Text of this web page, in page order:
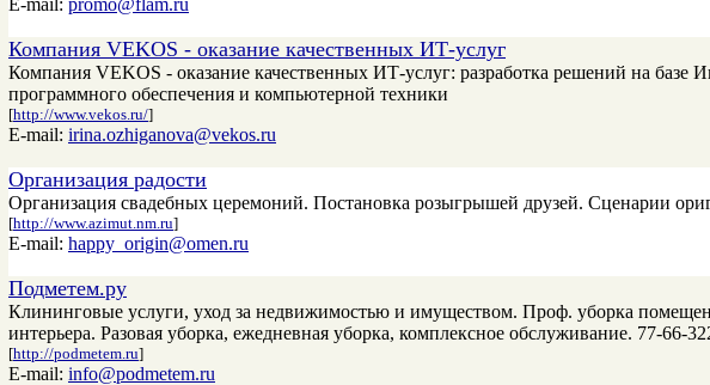
E-mail: promo@flam.ru
Компания VEKOS - оказание качественных ИТ-услуг
Компания VEKOS - оказание качественных ИТ-услуг: разработка решений на базе
программного обеспечения и компьютерной техники
[http://www.vekos.ru/]
E-mail: irina.ozhiganova@vekos.ru
Организация радости
Организация свадебных церемоний. Постановка розыгрышей друзей. Сценарии
[http://www.azimut.nm.ru]
E-mail: happy_origin@omen.ru
Подметем.ру
Клининговые услуги, уход за недвижимостью и имуществом. Проф. уборка
интерьера. Разовая уборка, ежедневная уборка, комплексное обслуживание. 77-66-
[http://podmetem.ru]
E-mail: info@podmetem.ru